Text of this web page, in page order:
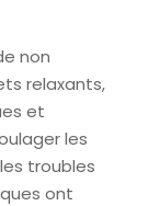
non
relaxants,
et
les
troubles
ont